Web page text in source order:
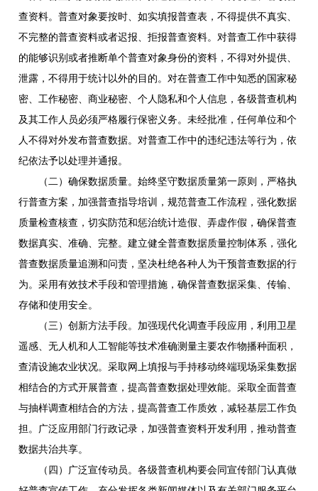
查资料。普查对象要按时、如实填报普查表，不得提供不真实、
不完整的普查资料或者迟报、拒报普查资料。对普查工作中获得
的能够识别或者推断单个普查对象身份的资料，不得对外提供、
泄露，不得用于统计以外的目的。对在普查工作中知悉的国家秘
密、工作秘密、商业秘密、个人隐私和个人信息，各级普查机构
及其工作人员必须严格履行保密义务。未经批准，任何单位和个
人不得对外发布普查数据。对普查工作中的违纪违法等行为，依
纪依法予以处理并通报。
（二）确保数据质量。始终坚守数据质量第一原则，严格执
行普查方案，加强普查指导培训，规范普查工作流程，强化数据
质量检查核查，切实防范和惩治统计造假、弄虚作假，确保普查
数据真实、准确、完整。建立健全普查数据质量控制体系，强化
普查数据质量追溯和问责，坚决杜绝各种人为干预普查数据的行
为。采用有效技术手段和管理措施，确保普查数据采集、传输、
存储和使用安全。
（三）创新方法手段。加强现代化调查手段应用，利用卫星
遥感、无人机和人工智能等技术准确测量主要农作物播种面积，
查清设施农业状况。采取网上填报与手持移动终端现场采集数据
相结合的方式开展普查，提高普查数据处理效能。采取全面普查
与抽样调查相结合的方法，提高普查工作质效，减轻基层工作负
担。广泛应用部门行政记录，加强普查资料开发利用，推动普查
数据共治共享。
（四）广泛宣传动员。各级普查机构要会同宣传部门认真做